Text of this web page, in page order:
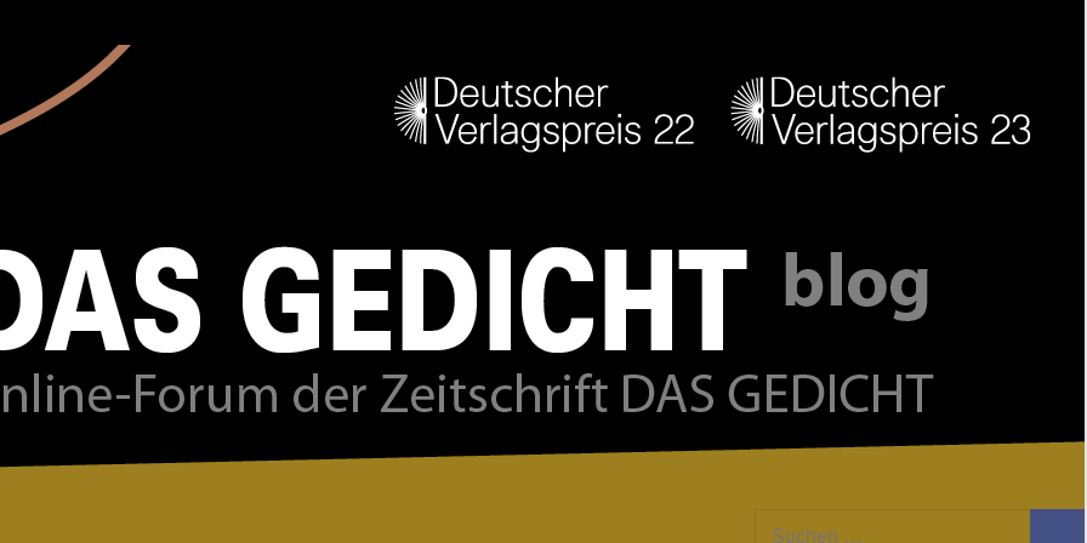
Suchen